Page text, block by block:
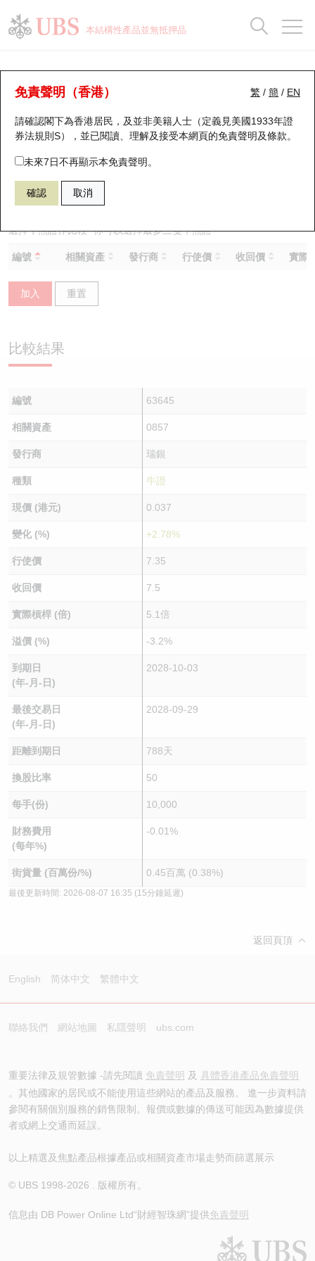
本結構性產品並無抵押品
繁 / 簡 / EN
免責聲明（香港）
請確認閣下為香港居民，及並非美籍人士（定義見美國1933年證
券法規則S），並已閱讀、理解及接受本網頁的免責聲明及條款。
未來7日不再顯示本免責聲明。
確認 取消
牛熊證分析儀
表現 街貨統計 比較
63645 瑞銀牛證 0857 中國石油股份
選擇牛熊證作比較 *你可以選擇最多三隻牛熊證
編號 相關資產 發行商 行使價 收回價 實際
加入 重置
比較結果
編號 63645
相關資產 0857
發行商 瑞銀
種類 牛證
現價 (港元) 0.037
變化 (%) +2.78%
行使價 7.35
收回價 7.5
實際槓桿 (倍) 5.1倍
溢價 (%) -3.2%
到期日
(年-月-日)
2028-10-03
最後交易日
(年-月-日)
2028-09-29
距離到期日 788天
換股比率 50
每手(份) 10,000
財務費用
(每年%)
-0.01%
街貨量 (百萬份/%) 0.45百萬 (0.38%)
最後更新時間: 2026-08-07 16:35 (15分鐘延遲)
返回頁頂
English 简体中文 繁體中文
聯絡我們 網站地圖 私隱聲明 ubs.com
重要法律及規管數據 -請先閱讀 免責聲明 及 具體香港產品免責聲明
。其他國家的居民或不能使用這些網站的產品及服務。 進一步資料請
參閱有關個別服務的銷售限制。報價或數據的傳送可能因為數據提供
者或網上交通而延誤。
以上精選及焦點產品根據產品或相關資產市場走勢而篩選展示
© UBS 1998-2026 . 版權所有。
信息由 DB Power Online Ltd“財經智珠網”提供免責聲明
瑞銀認股證一覽
新發行瑞銀認股證
即將到期認股證
認股證到期結算價查詢
認股證分析儀
認股證速算機
引伸波幅比較圖
認股證文件及公告
認股證文件及公告 (瑞信)
街貨統計
比較
牛熊全景快搜
牛熊證搜尋
牛熊證街貨分佈圖
正股牛熊證列表
新發行瑞銀牛熊證
已收回牛熊證剩餘價值
即將到期牛熊證
牛熊證分析儀
牛熊證速算機
牛熊證文件及公告 (瑞信)
街貨統計
比較
十大升幅/跌幅
十大認股證成交分佈
十天股證佔大市成交
資金流
街貨統計
三十大平均引伸波幅
正股分析儀
二十大活躍股份
恒指成份股
國指成份股
科指成份股
相關資產沽空
業績及經濟日曆
AH 股價對照
即市板塊表現
收市競價變化
持股比重
顯示所有持股比重
每月輪證大市專題
輪證專欄
講座及教育短片
認股證投資者教育
牛熊證投資者教育
認股證牛熊證常問問題